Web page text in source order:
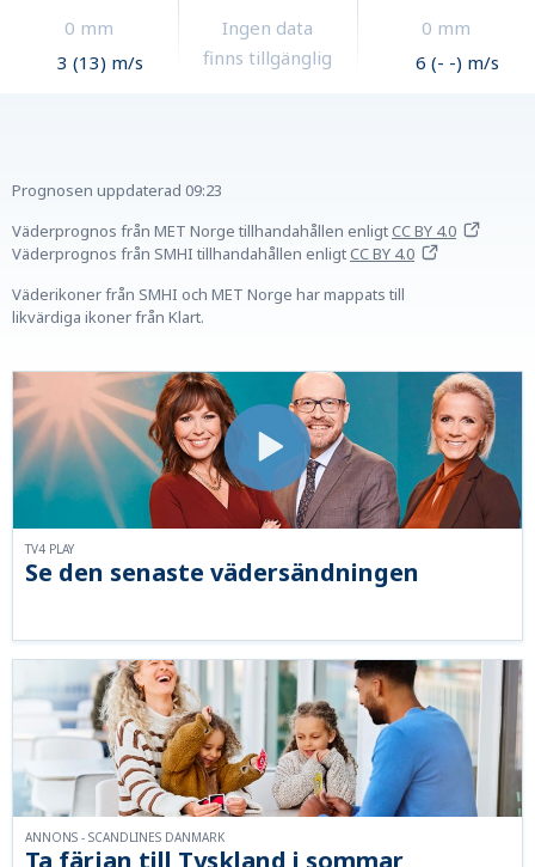
0 mm
3 (13) m/s
Ingen data
finns tillgänglig
0 mm
6 (- -) m/s
Prognosen uppdaterad 09:23
Väderprognos från MET Norge tillhandahållen enligtCC BY 4.0
Väderprognos från SMHI tillhandahållen enligtCC BY 4.0
Väderikoner från SMHI och MET Norge har mappats till
likvärdiga ikoner från Klart.
Se den senaste vädersändningen
TV4 PLAY
ANNONS - SCANDLINES DANMARK